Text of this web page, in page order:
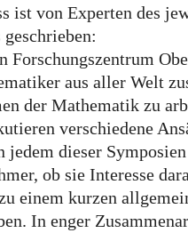
ist von Experten des
Forschungszentrum
aus aller Welt
der Mathematik zu
verschiedene
jedem dieser
ob sie Interesse
einem kurzen
In enger